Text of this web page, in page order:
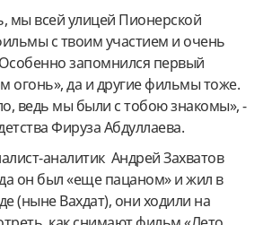
мы всей улицей Пионерской
с твоим участием и очень
запомнился первый
огонь», да и другие фильмы тоже.
ведь мы были с тобою знакомы», -
Фируза Абдуллаева.
аналитик Андрей Захватов
он был «еще пацаном» и жил в
(ныне Вахдат), они ходили на